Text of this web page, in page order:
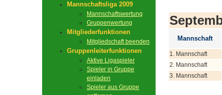
Mannschaftsliga 2009
Mannschaftswertung
Gruppenwertung
Mitgliederfunktionen
Mitgliedschaft beenden
Gruppenleiterfunktionen
Aktive Ligaspieler
Spieler in Gruppe
einladen
Spieler aus Gruppe
Mannschaft
1. Mannschaft
2. Mannschaft
3. Mannschaft